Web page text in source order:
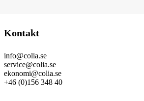
Kontakt
info@colia.se
service@colia.se
ekonomi@colia.se
+46 (0)156 348 40